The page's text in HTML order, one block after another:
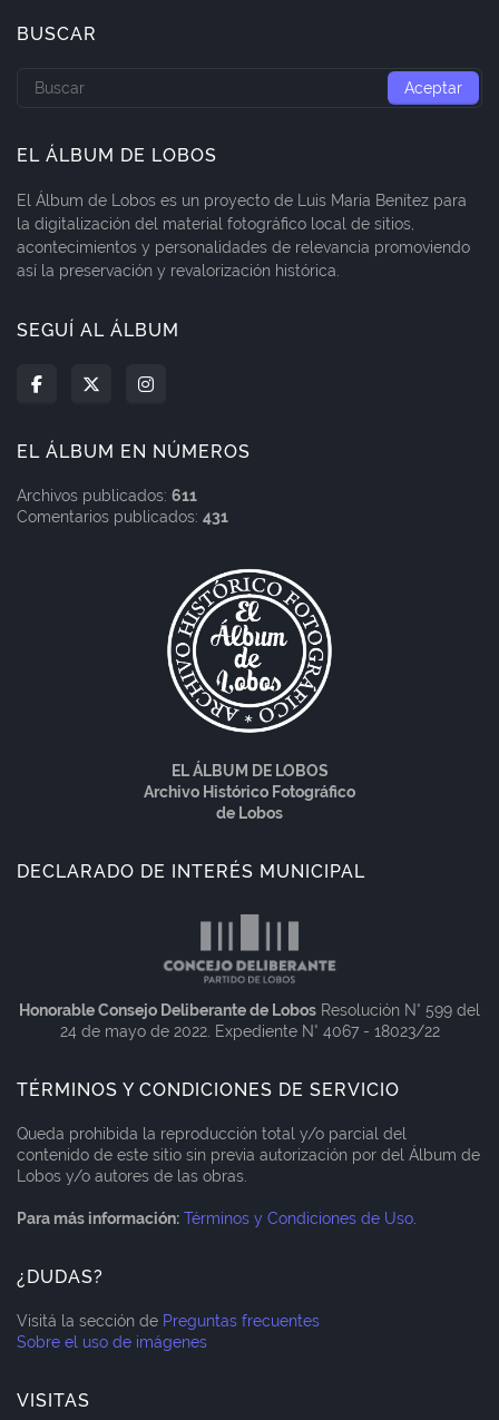
BUSCAR
EL ÁLBUM DE LOBOS
El Álbum de Lobos es un proyecto de Luis María Benítez para
la digitalización del material fotográfico local de sitios,
acontecimientos y personalidades de relevancia promoviendo
así la preservación y revalorización histórica.
SEGUÍ AL ÁLBUM
EL ÁLBUM EN NÚMEROS
Archivos publicados: 611
Comentarios publicados: 431
EL ÁLBUM DE LOBOS
Archivo Histórico Fotográfico
de Lobos
DECLARADO DE INTERÉS MUNICIPAL
Honorable Consejo Deliberante de Lobos Resolución N° 599 del
24 de mayo de 2022. Expediente N° 4067 - 18023/22
TÉRMINOS Y CONDICIONES DE SERVICIO
Queda prohibida la reproducción total y/o parcial del
contenido de este sitio sin previa autorización por del Álbum de
Lobos y/o autores de las obras.
Para más información: Términos y Condiciones de Uso.
¿DUDAS?
Visitá la sección de Preguntas frecuentes
Sobre el uso de imágenes
VISITAS